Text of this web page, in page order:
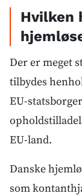
Hvilken
Der er meget
tilbydes
EU-
EU-land.
Danske
som